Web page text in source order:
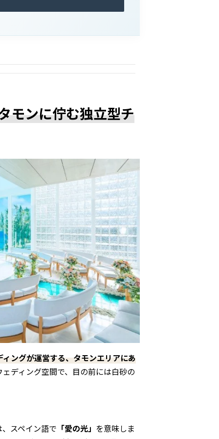
モンに佇む独立型チ
ングが運営する、タモンエリアにあ
ディング空間で、目の前には白砂の
スペイン語で 「愛の光」 を意味しま